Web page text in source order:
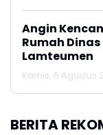
Angin
Rumah
Lamteumen
Kamis, 6 Agustus
BERITA